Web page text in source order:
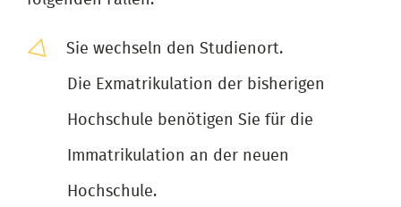
Sie wechseln den Studienort.
Die Exmatrikulation der bisherigen
Hochschule benötigen Sie für die
Immatrikulation an der neuen
Hochschule.